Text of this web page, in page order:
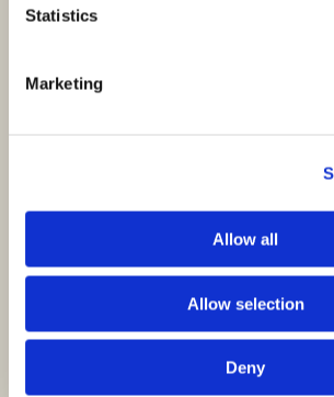
Statistics
Marketing
Allow all
Allow selection
Deny